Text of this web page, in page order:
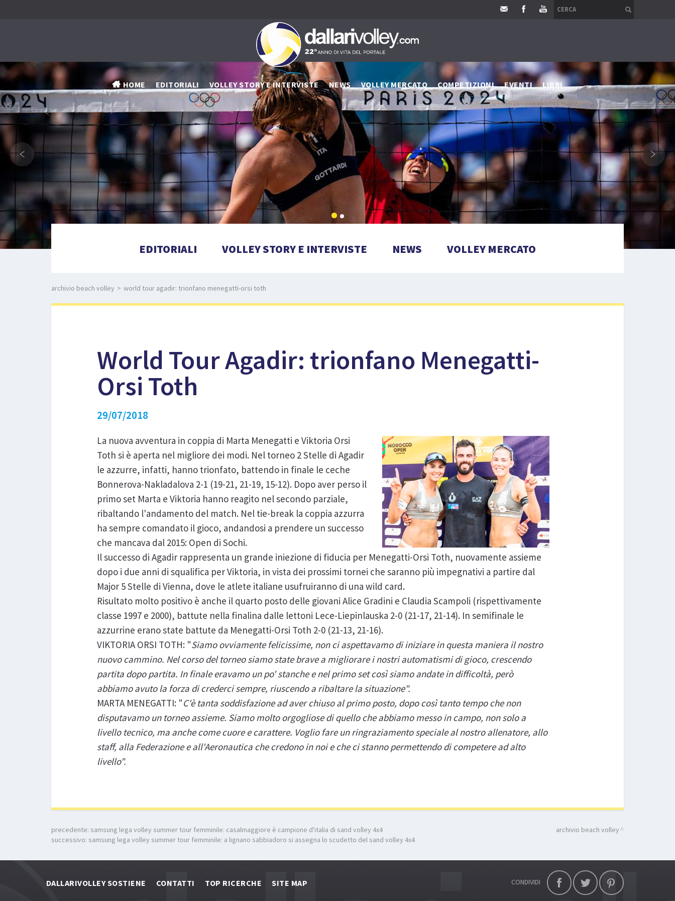
HOME EDITORIALI VOLLEY STORY E INTERVISTE NEWS VOLLEY MERCATO COMPETIZIONI EVENTI LIBRI
‹ ›
EDITORIALI VOLLEY STORY E INTERVISTE NEWS VOLLEY MERCATO
archivio beach volley > world tour agadir: trionfano menegatti-orsi toth
World Tour Agadir: trionfano Menegatti-
Orsi Toth
29/07/2018
La nuova avventura in coppia di Marta Menegatti e Viktoria Orsi
Toth si è aperta nel migliore dei modi. Nel torneo 2 Stelle di Agadir
le azzurre, infatti, hanno trionfato, battendo in finale le ceche
Bonnerova-Nakladalova 2-1 (19-21, 21-19, 15-12). Dopo aver perso il
primo set Marta e Viktoria hanno reagito nel secondo parziale,
ribaltando l'andamento del match. Nel tie-break la coppia azzurra
ha sempre comandato il gioco, andandosi a prendere un successo
che mancava dal 2015: Open di Sochi.
Il successo di Agadir rappresenta un grande iniezione di fiducia per Menegatti-Orsi Toth, nuovamente assieme
dopo i due anni di squalifica per Viktoria, in vista dei prossimi tornei che saranno più impegnativi a partire dal
Major 5 Stelle di Vienna, dove le atlete italiane usufruiranno di una wild card.
Risultato molto positivo è anche il quarto posto delle giovani Alice Gradini e Claudia Scampoli (rispettivamente
classe 1997 e 2000), battute nella finalina dalle lettoni Lece-Liepinlauska 2-0 (21-17, 21-14). In semifinale le
azzurrine erano state battute da Menegatti-Orsi Toth 2-0 (21-13, 21-16).
VIKTORIA ORSI TOTH: "Siamo ovviamente felicissime, non ci aspettavamo di iniziare in questa maniera il nostro
nuovo cammino. Nel corso del torneo siamo state brave a migliorare i nostri automatismi di gioco, crescendo
partita dopo partita. In finale eravamo un po' stanche e nel primo set così siamo andate in difficoltà, però
abbiamo avuto la forza di crederci sempre, riuscendo a ribaltare la situazione".
MARTA MENEGATTI: "C'è tanta soddisfazione ad aver chiuso al primo posto, dopo così tanto tempo che non
disputavamo un torneo assieme. Siamo molto orgogliose di quello che abbiamo messo in campo, non solo a
livello tecnico, ma anche come cuore e carattere. Voglio fare un ringraziamento speciale al nostro allenatore, allo
staff, alla Federazione e all'Aeronautica che credono in noi e che ci stanno permettendo di competere ad alto
livello".
precedente: samsung lega volley summer tour femminile: casalmaggiore è campione d'italia di sand volley 4x4
successivo: samsung lega volley summer tour femminile: a lignano sabbiadoro si assegna lo scudetto del sand volley 4x4
archivio beach volley
DALLARIVOLLEY SOSTIENE CONTATTI TOP RICERCHE SITE MAP CONDIVIDI